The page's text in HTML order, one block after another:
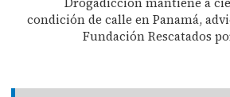
condición de calle en Panamá,
Fundación Rescatados